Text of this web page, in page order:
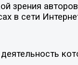
зрения
в сети